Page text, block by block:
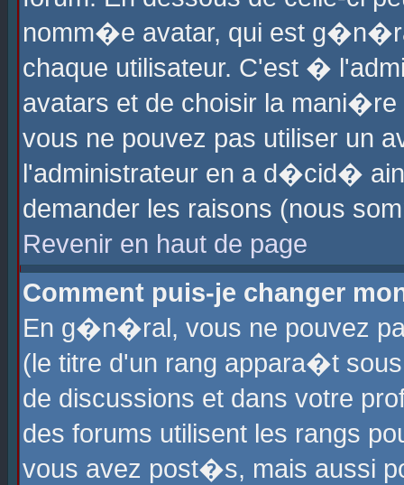
nomm�e avatar, qui est
chaque utilisateur. C'est �
avatars et de choisir la
vous ne pouvez pas utiliser un
l'administrateur en a d�cid�
demander les raisons (nous
Revenir en haut de page
Comment puis-je changer
En g�n�ral, vous ne pouvez
(le titre d'un rang appara�t
de discussions et dans votre
des forums utilisent les rangs
vous avez post�s, mais aussi